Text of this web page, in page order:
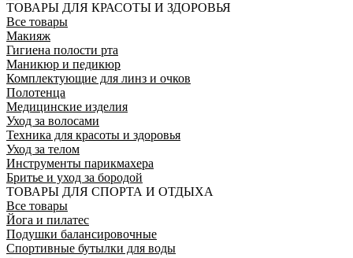
ТОВАРЫ ДЛЯ КРАСОТЫ И ЗДОРОВЬЯ
Все товары
Макияж
Гигиена полости рта
Маникюр и педикюр
Комплектующие для линз и очков
Полотенца
Медицинские изделия
Уход за волосами
Техника для красоты и здоровья
Уход за телом
Инструменты парикмахера
Бритье и уход за бородой
ТОВАРЫ ДЛЯ СПОРТА И ОТДЫХА
Все товары
Йога и пилатес
Подушки балансировочные
Спортивные бутылки для воды